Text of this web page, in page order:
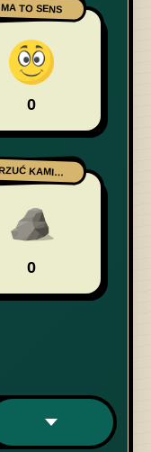
MA TO SENS
0
RZUĆ KAMIENIEM
0